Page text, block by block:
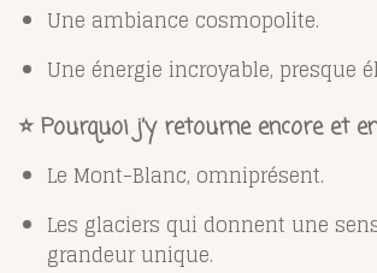
Une ambiance cosmopolite.
Une énergie incroyable, presque
⭐ Pourquoi j’y retourne encore et
Le Mont-Blanc, omniprésent.
Les glaciers qui donnent une
grandeur unique.